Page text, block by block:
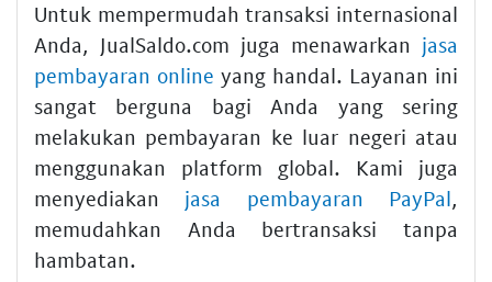
Untuk mempermudah transaksi internasional
Anda, JualSaldo.com juga menawarkan jasa
pembayaran online yang handal. Layanan ini
sangat berguna bagi Anda yang sering
melakukan pembayaran ke luar negeri atau
menggunakan platform global. Kami juga
menyediakan jasa pembayaran PayPal,
memudahkan Anda bertransaksi tanpa
hambatan.